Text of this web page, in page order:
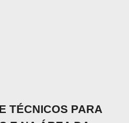
TÉCNICOS PARA